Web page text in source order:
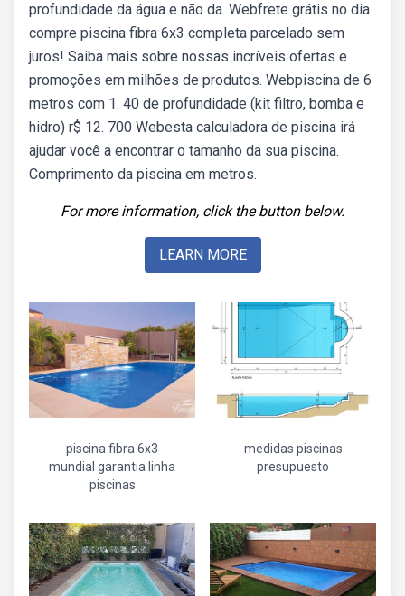
profundidade da água e não da. Webfrete grátis no dia
compre piscina fibra 6x3 completa parcelado sem
juros! Saiba mais sobre nossas incríveis ofertas e
promoções em milhões de produtos. Webpiscina de 6
metros com 1. 40 de profundidade (kit filtro, bomba e
hidro) r$ 12. 700 Webesta calculadora de piscina irá
ajudar você a encontrar o tamanho da sua piscina.
Comprimento da piscina em metros.
For more information, click the button below.
LEARN MORE
piscina fibra 6x3
mundial garantia linha
piscinas
medidas piscinas
presupuesto